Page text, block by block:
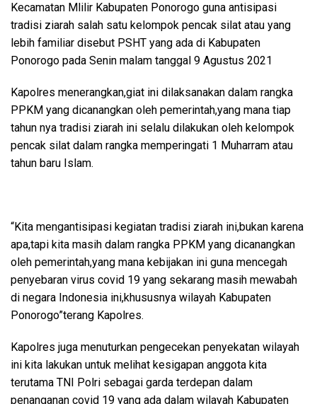
Kecamatan Mlilir Kabupaten Ponorogo guna antisipasi
tradisi ziarah salah satu kelompok pencak silat atau yang
lebih familiar disebut PSHT yang ada di Kabupaten
Ponorogo pada Senin malam tanggal 9 Agustus 2021
Kapolres menerangkan,giat ini dilaksanakan dalam rangka
PPKM yang dicanangkan oleh pemerintah,yang mana tiap
tahun nya tradisi ziarah ini selalu dilakukan oleh kelompok
pencak silat dalam rangka memperingati 1 Muharram atau
tahun baru Islam.
“Kita mengantisipasi kegiatan tradisi ziarah ini,bukan karena
apa,tapi kita masih dalam rangka PPKM yang dicanangkan
oleh pemerintah,yang mana kebijakan ini guna mencegah
penyebaran virus covid 19 yang sekarang masih mewabah
di negara Indonesia ini,khususnya wilayah Kabupaten
Ponorogo”terang Kapolres.
Kapolres juga menuturkan pengecekan penyekatan wilayah
ini kita lakukan untuk melihat kesigapan anggota kita
terutama TNI Polri sebagai garda terdepan dalam
penanganan covid 19 yang ada dalam wilayah Kabupaten